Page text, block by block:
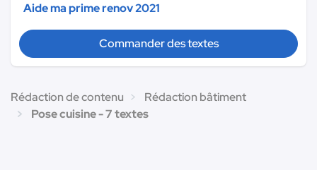
Aide ma prime renov 2021
Commander des textes
Rédaction de contenu
Rédaction bâtiment
Pose cuisine - 7 textes